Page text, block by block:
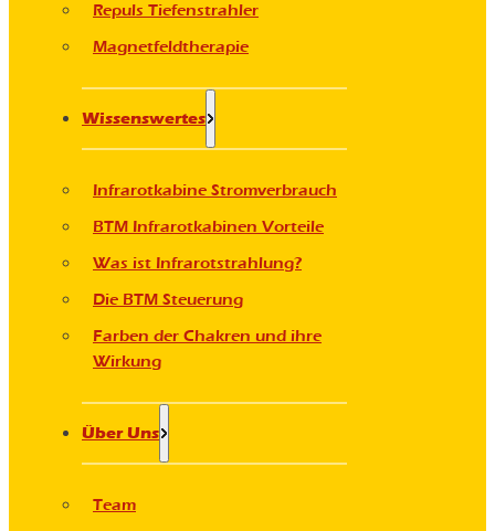
Repuls Tiefenstrahler
Magnetfeldtherapie
Wissenswertes
Infrarotkabine Stromverbrauch
BTM Infrarotkabinen Vorteile
Was ist Infrarotstrahlung?
Die BTM Steuerung
Farben der Chakren und ihre
Wirkung
Über Uns
Team